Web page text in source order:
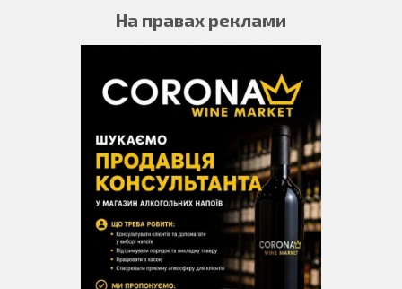
На правах реклами